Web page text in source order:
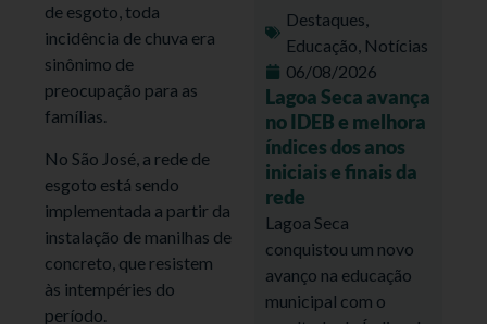
de esgoto, toda
incidência de chuva era
sinônimo de
preocupação para as
famílias.
No São José, a rede de
esgoto está sendo
implementada a partir da
instalação de manilhas de
concreto, que resistem
às intempéries do
período.
Destaques,
Educação, Notícias
06/08/2026
Lagoa Seca avança
no IDEB e melhora
índices dos anos
iniciais e finais da
rede
Lagoa Seca
conquistou um novo
avanço na educação
municipal com o